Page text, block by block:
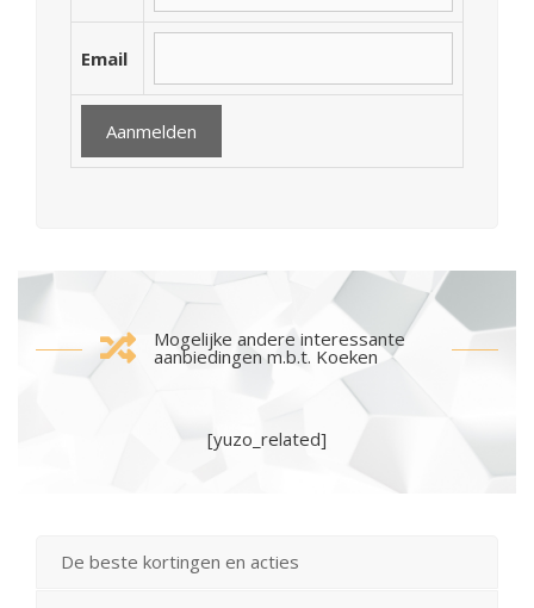
Email
Mogelijke andere interessante
aanbiedingen m.b.t. Koeken
[yuzo_related]
De beste kortingen en acties